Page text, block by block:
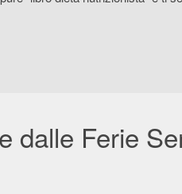
dalle Ferie